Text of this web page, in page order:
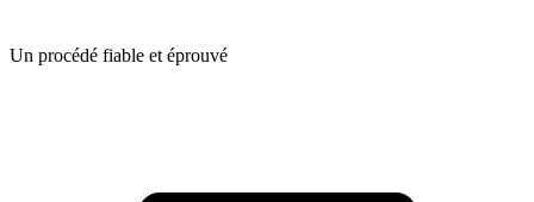
Un procédé fiable et éprouvé